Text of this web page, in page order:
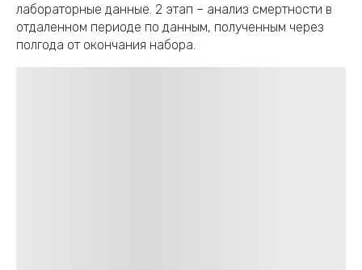
лабораторные данные. 2 этап – анализ смертности в
отдаленном периоде по данным, полученным через
полгода от окончания набора.